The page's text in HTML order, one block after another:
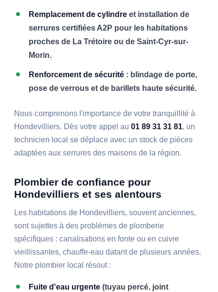
Remplacement de cylindre et installation de
serrures certifiées A2P pour les habitations
proches de La Trétoire ou de Saint-Cyr-sur-
Morin.
Renforcement de sécurité : blindage de porte,
pose de verrous et de barillets haute sécurité.
Nous comprenons l'importance de votre tranquillité à
Hondevilliers. Dès votre appel au01 89 31 31 81, un
technicien local se déplace avec un stock de pièces
adaptées aux serrures des maisons de la région.
Plombier de confiance pour
Hondevilliers et ses alentours
Les habitations de Hondevilliers, souvent anciennes,
sont sujettes à des problèmes de plomberie
spécifiques : canalisations en fonte ou en cuivre
vieillissantes, chauffe-eau datant de plusieurs années.
Notre plombier local résout :
Fuite d'eau urgente (tuyau percé, joint